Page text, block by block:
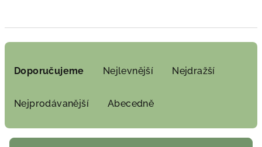
Doporučujeme Nejlevnější Nejdražší
Nejprodávanější Abecedně